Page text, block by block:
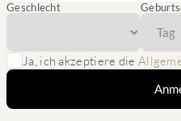
Geschlecht
Ja, ich akzeptiere die